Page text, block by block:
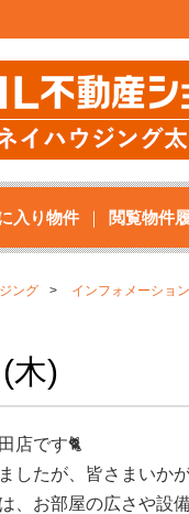
入り物件 閲覧物件
ング インフォメーショ
木)
店です🐈
したが、皆さまいか
、お部屋の広さや設